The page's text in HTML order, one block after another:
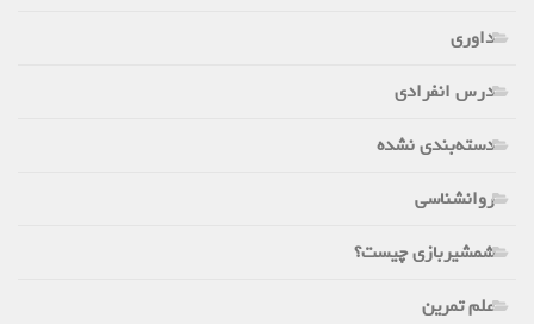
داوری
درس انفرادی
دسته‌بندی نشده
روانشناسی
شمشیربازی چیست؟
علم تمرین